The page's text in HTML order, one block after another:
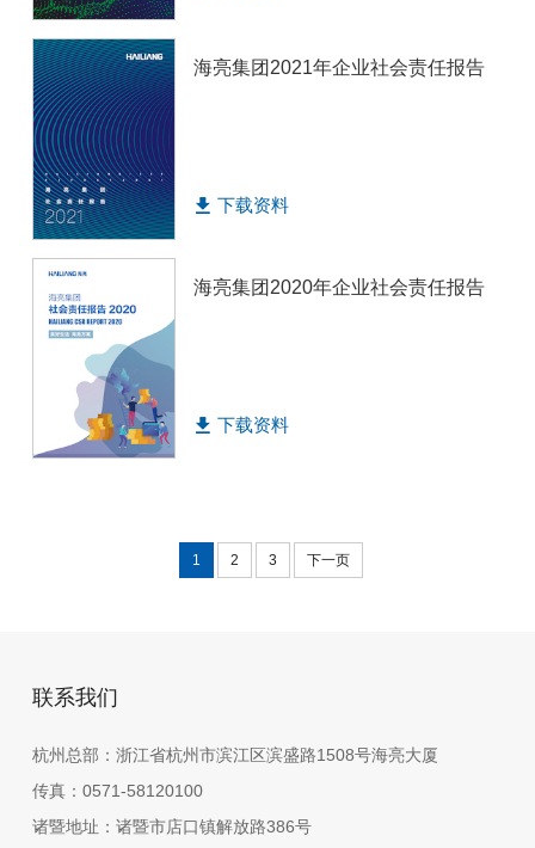
海亮集团2021年企业社会责任报告
下载资料
海亮集团2020年企业社会责任报告
下载资料
1 2 3 下一页
联系我们
杭州总部：浙江省杭州市滨江区滨盛路1508号海亮大厦
传真：0571-58120100
诸暨地址：诸暨市店口镇解放路386号